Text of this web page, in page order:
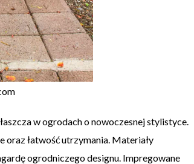
w ogrodach o nowoczesnej stylistyce.
oraz łatwość utrzymania. Materiały
ogrodniczego designu. Impregowane